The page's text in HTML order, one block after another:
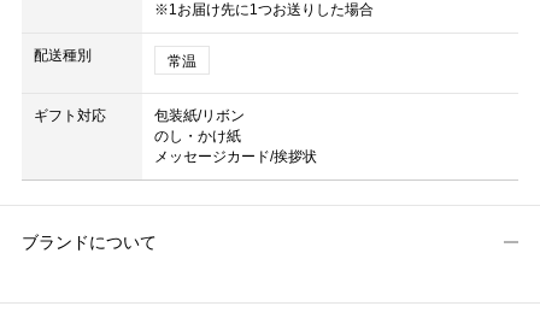
※1お届け先に1つお送りした場合
配送種別 常温
ギフト対応
包装紙/リボン
のし・かけ紙
メッセージカード/挨拶状
ブランドについて